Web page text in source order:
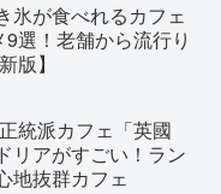
氷が食べれるカフェ
選！老舗から流行り
版】
統派カフェ「英國
リアがすごい！ラン
地抜群カフェ